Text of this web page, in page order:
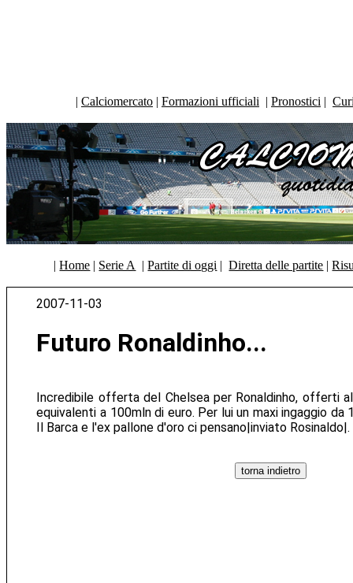
| Calciomercato | Formazioni ufficiali | Pronostici |
|Home | Serie A |Partite di oggi |Diretta delle partite |
2007-11-03
Futuro Ronaldinho...
Incredibile offerta del Chelsea per Ronaldinho, offerti
equivalenti a 100mln di euro. Per lui un maxi ingaggio da
Il Barca e l'ex pallone d'oro ci pensano|inviato